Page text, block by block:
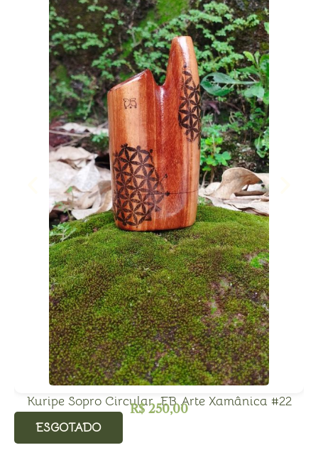
Kuripe Sopro Circular EB Arte Xamânica #22
R$250,00
ESGOTADO